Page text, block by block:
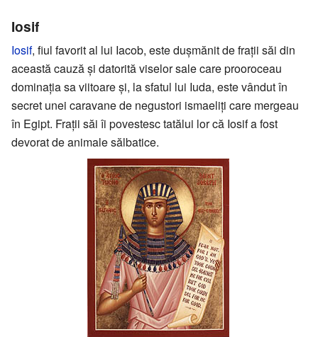
Iosif
Iosif, fiul favorit al lui Iacob, este duşmănit de fraţii săi din
această cauză și datorită viselor sale care prooroceau
dominaţia sa viitoare şi, la sfatul lui Iuda, este vândut în
secret unei caravane de negustori ismaeliţi care mergeau
în Egipt. Fraţii săi îi povestesc tatălui lor că Iosif a fost
devorat de animale sălbatice.